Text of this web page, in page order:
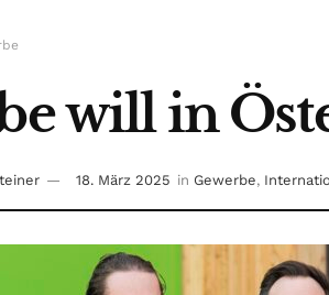
will in
18. März 2025 in Gewerbe,